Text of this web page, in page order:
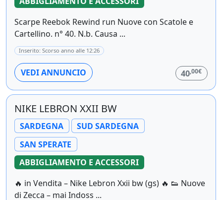
Scarpe Reebok Rewind run Nuove con Scatole e
Cartellino. n° 40. N.b. Causa ...
Inserito: Scorso anno alle 12:26
VEDI ANNUNCIO 40,00€
NIKE LEBRON XXII BW
SARDEGNA
SUD SARDEGNA
SAN SPERATE
ABBIGLIAMENTO E ACCESSORI
🔥 in Vendita – Nike Lebron Xxii bw (gs) 🔥 👟 Nuove
di Zecca – mai Indoss ...